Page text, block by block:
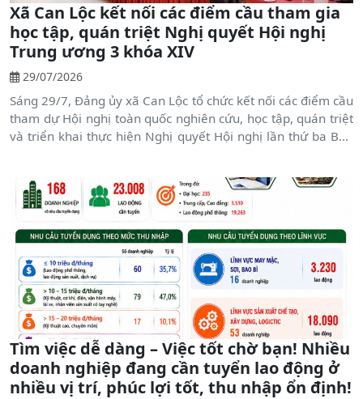
Xã Can Lộc kết nối các điểm cầu tham gia
học tập, quán triệt Nghị quyết Hội nghị
Trung ương 3 khóa XIV
29/07/2026
Sáng 29/7, Đảng ủy xã Can Lộc tổ chức kết nối các điểm cầu
tham dự Hội nghị toàn quốc nghiên cứu, học tập, quán triệt
và triển khai thực hiện Nghị quyết Hội nghị lần thứ ba Ban
Tìm việc dễ dàng – Việc tốt chờ bạn! Nhiều
doanh nghiệp đang cần tuyển lao động ở
nhiều vị trí, phúc lợi tốt, thu nhập ổn định!